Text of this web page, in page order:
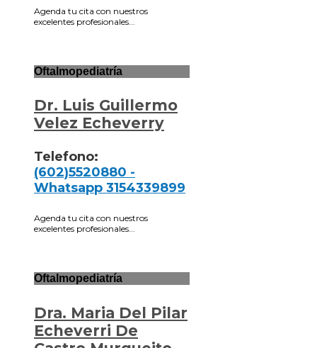
Agenda tu cita con nuestros
excelentes profesionales...
Oftalmopediatría
Dr. Luis Guillermo
Velez Echeverry
Telefono:
(602)5520880 -
Whatsapp 3154339899
Agenda tu cita con nuestros
excelentes profesionales...
Oftalmopediatría
Dra. Maria Del Pilar
Echeverri De